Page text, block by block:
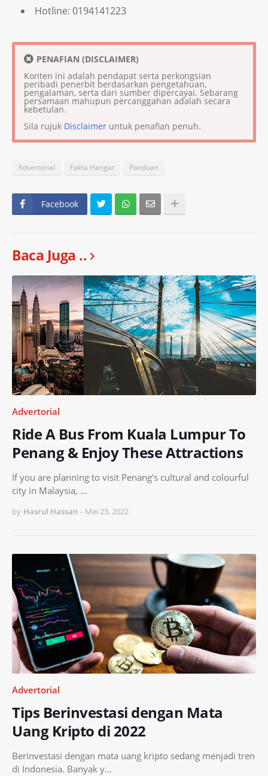
Hotline: 0194141223
PENAFIAN (DISCLAIMER)
Konten ini adalah pendapat serta perkongsian
peribadi penerbit berdasarkan pengetahuan,
pengalaman, serta dari sumber dipercayai. Sebarang
persamaan mahupun percanggahan adalah secara
kebetulan.
Sila rujuk Disclaimer untuk penafian penuh.
Advertorial Fakta Hangat Panduan
Facebook
Baca Juga ..
Advertorial
Ride A Bus From Kuala Lumpur To
Penang & Enjoy These Attractions
If you are planning to visit Penang's cultural and colourful
city in Malaysia, …
by Hasrul Hassan - Mei 23, 2022
Advertorial
Tips Berinvestasi dengan Mata
Uang Kripto di 2022
Berinvestasi dengan mata uang kripto sedang menjadi tren
di Indonesia. Banyak y…